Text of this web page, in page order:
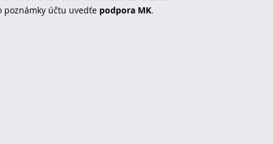
poznámky účtu uvedťe podpora MK.